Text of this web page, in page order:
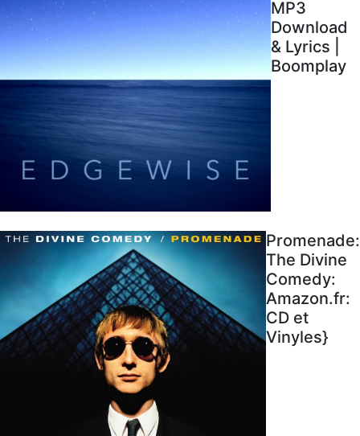
MP3
Download
& Lyrics |
Boomplay
Promenade:
The Divine
Comedy:
Amazon.fr:
CD et
Vinyles}